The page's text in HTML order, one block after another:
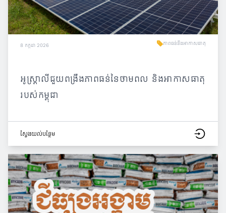
8 កក្កដា 2026 ភាពធន់នឹងអាកាសធាតុ
អូស្ត្រាលីជួយពង្រឹងភាពធន់នៃថាមពល និងអាកាសធាតុ
របស់កម្ពុជា
ស្វែង​យល់​បន្ថែម